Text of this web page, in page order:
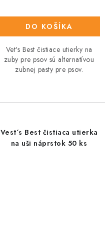
DO KOŠÍKA
Vet's Best čistiace utierky na
zuby pre psov sú alternatívou
zubnej pasty pre psov.
Vest´s Best čistiaca utierka
na uši náprstok 50 ks